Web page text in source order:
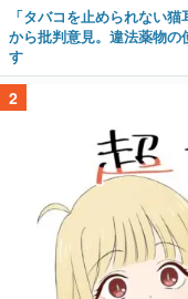
「タバコを止められない
から批判意見。違法薬物
す
2